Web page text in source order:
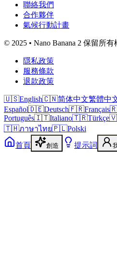
聯絡我們
合作夥伴
氣候行動計畫
© 2025 • Nano Banana 2 保留所有
隱私政策
服務條款
退款政策
🇺🇸English🇨🇳简体中文繁體中
Español🇩🇪Deutsch🇫🇷Français
Português🇮🇹Italiano🇹🇷Türkçe
🇹🇭ภาษาไทย🇵🇱Polski
首頁
創造 提示詞